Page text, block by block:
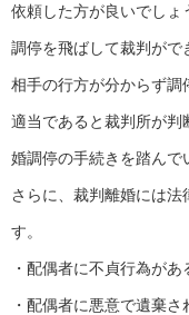
依頼した方が良いでしょ
調停を飛ばして裁判がで
相手の行方が分からず調
適当であると裁判所が
婚調停の手続きを踏んで
さらに、裁判離婚には
す。
・配偶者に不貞行為があ
・配偶者に悪意で遺棄さ